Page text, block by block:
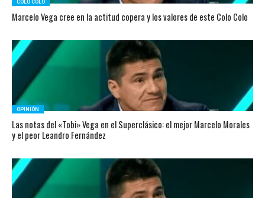
COLO COLO
Marcelo Vega cree en la actitud copera y los valores de este Colo Colo
OPINIÓN
Las notas del «Tobi» Vega en el Superclásico: el mejor Marcelo Morales
y el peor Leandro Fernández